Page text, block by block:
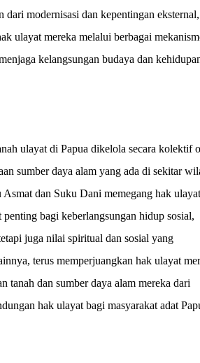
dari modernisasi dan kepentingan eksternal,
ulayat mereka melalui berbagai
kelangsungan budaya dan
ulayat di Papua dikelola secara kolektif
sumber daya alam yang ada di sekitar
dan Suku Dani memegang hak ulayat
bagi keberlangsungan hidup sosial,
juga nilai spiritual dan sosial yang
terus memperjuangkan hak ulayat
tanah dan sumber daya alam mereka dari
hak ulayat bagi masyarakat adat